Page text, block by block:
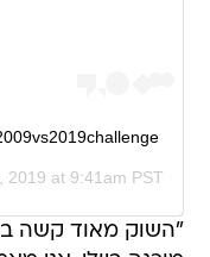
??
2019 at 9:41am PST
"השוק מאוד קשה